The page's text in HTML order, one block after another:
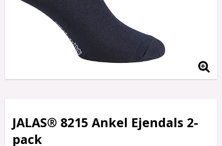
JALAS® 8215 Ankel Ejendals 2-
pack